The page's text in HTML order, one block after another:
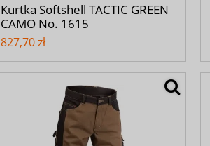
Kurtka Softshell TACTIC GREEN
CAMO No. 1615
827,70 zł